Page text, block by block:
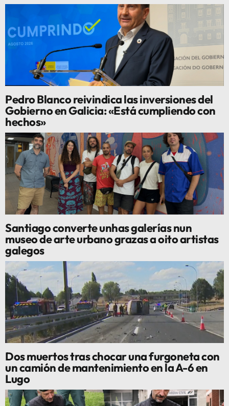
Pedro Blanco reivindica las inversiones del
Gobierno en Galicia: «Está cumpliendo con
hechos»
Santiago converte unhas galerías nun
museo de arte urbano grazas a oito artistas
galegos
Dos muertos tras chocar una furgoneta con
un camión de mantenimiento en la A-6 en
Lugo